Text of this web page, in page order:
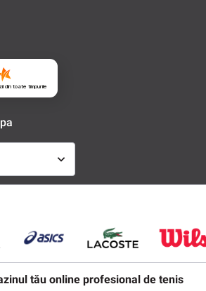
tău online profesional de tenis
din toate timpurile